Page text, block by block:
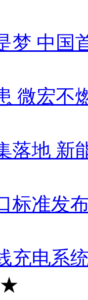
梦 中国
微宏不
落地 新
标准发
充电系